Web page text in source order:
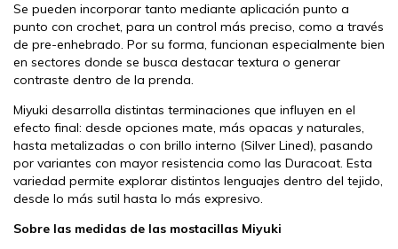
Se pueden incorporar tanto mediante aplicación punto a
punto con crochet, para un control más preciso, como a través
de pre-enhebrado. Por su forma, funcionan especialmente bien
en sectores donde se busca destacar textura o generar
contraste dentro de la prenda.
Miyuki desarrolla distintas terminaciones que influyen en el
efecto final: desde opciones mate, más opacas y naturales,
hasta metalizadas o con brillo interno (Silver Lined), pasando
por variantes con mayor resistencia como las Duracoat. Esta
variedad permite explorar distintos lenguajes dentro del tejido,
desde lo más sutil hasta lo más expresivo.
Sobre las medidas de las mostacillas Miyuki